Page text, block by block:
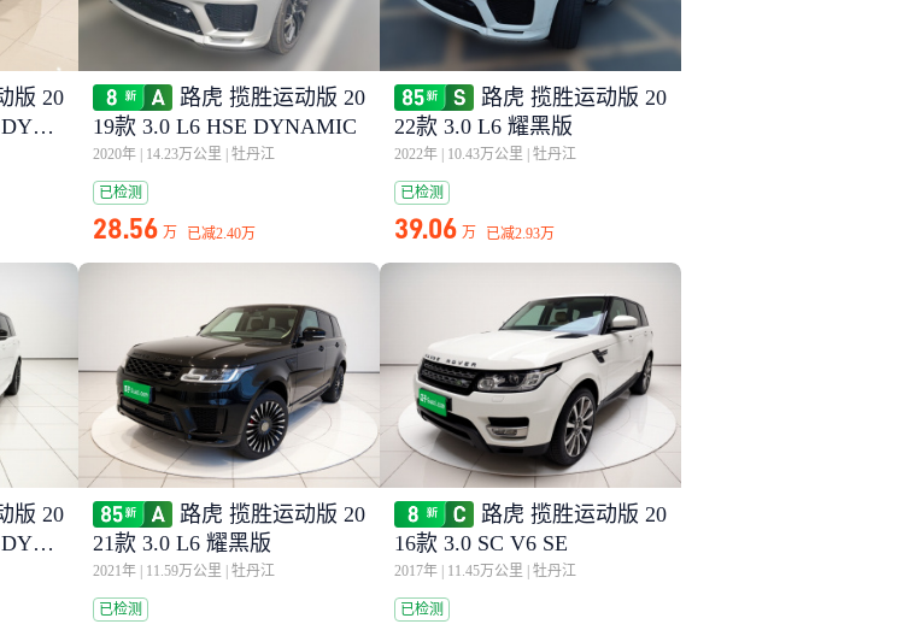
版 20
路虎 揽胜运动版 20
19款 3.0 L6 HSE DYNAMIC
2020年 14.23万公里 牡丹江
已检测
28.56 万 已减2.40万
路虎 揽胜运动版 20
22款 3.0 L6 耀黑版
2022年 10.43万公里 牡丹江
已检测
39.06 万 已减2.93万
版 20
路虎 揽胜运动版 20
21款 3.0 L6 耀黑版
2021年 11.59万公里 牡丹江
已检测
路虎 揽胜运动版 20
16款 3.0 SC V6 SE
2017年 11.45万公里 牡丹江
已检测